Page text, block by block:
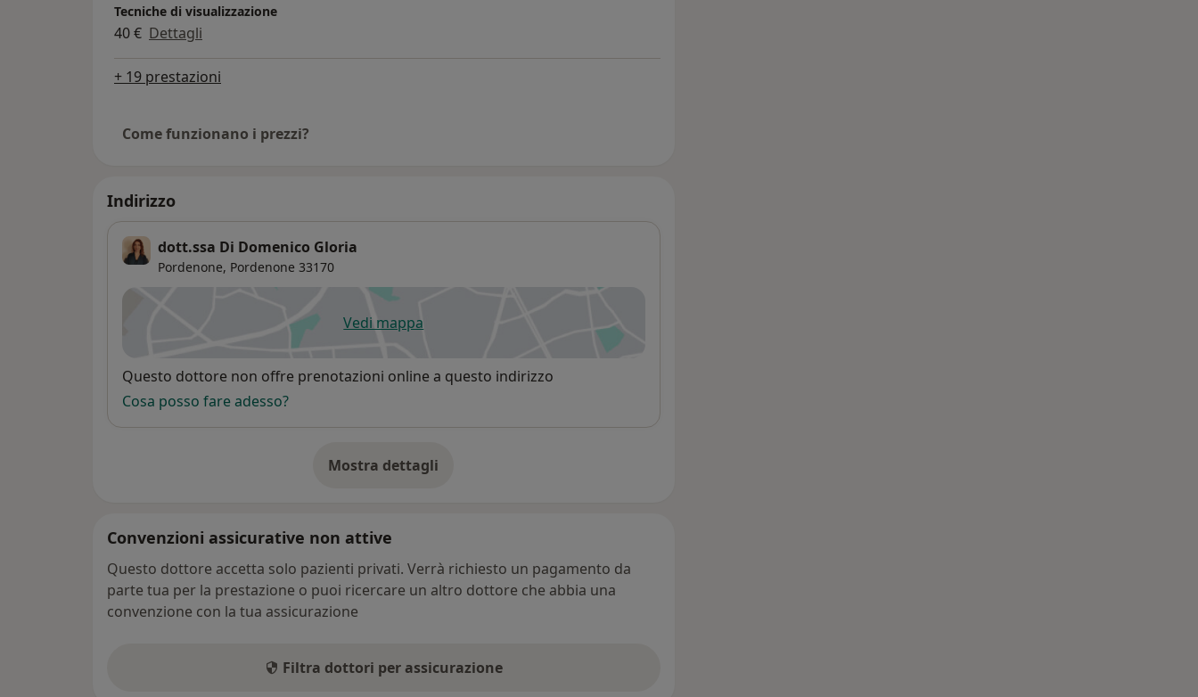
Tecniche di visualizzazione
40 € Dettagli
+ 19 prestazioni
Come funzionano i prezzi?
Indirizzo
dott.ssa Di Domenico Gloria
Pordenone, Pordenone 33170
Vedi mappasi apre in una nuova scheda
Disponibilità
Questo dottore non offre prenotazioni online a questo indirizzo
Cosa posso fare adesso?
Mostra dettagli
sull'indirizzo
Convenzioni assicurative non attive
Questo dottore accetta solo pazienti privati. Verrà richiesto un pagamento da
parte tua per la prestazione o puoi ricercare un altro dottore che abbia una
convenzione con la tua assicurazione
Filtra dottori per assicurazione